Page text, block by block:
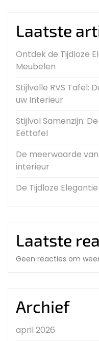
Laatste
Ontdek de Tijdloze
Meubelen
Stijlvolle RVS Tafel:
uw Interieur
Stijlvol Samenzijn:
Eettafel
De meerwaarde
interieur
De Tijdloze
Laatste
Geen reacties om
Archief
april 2026